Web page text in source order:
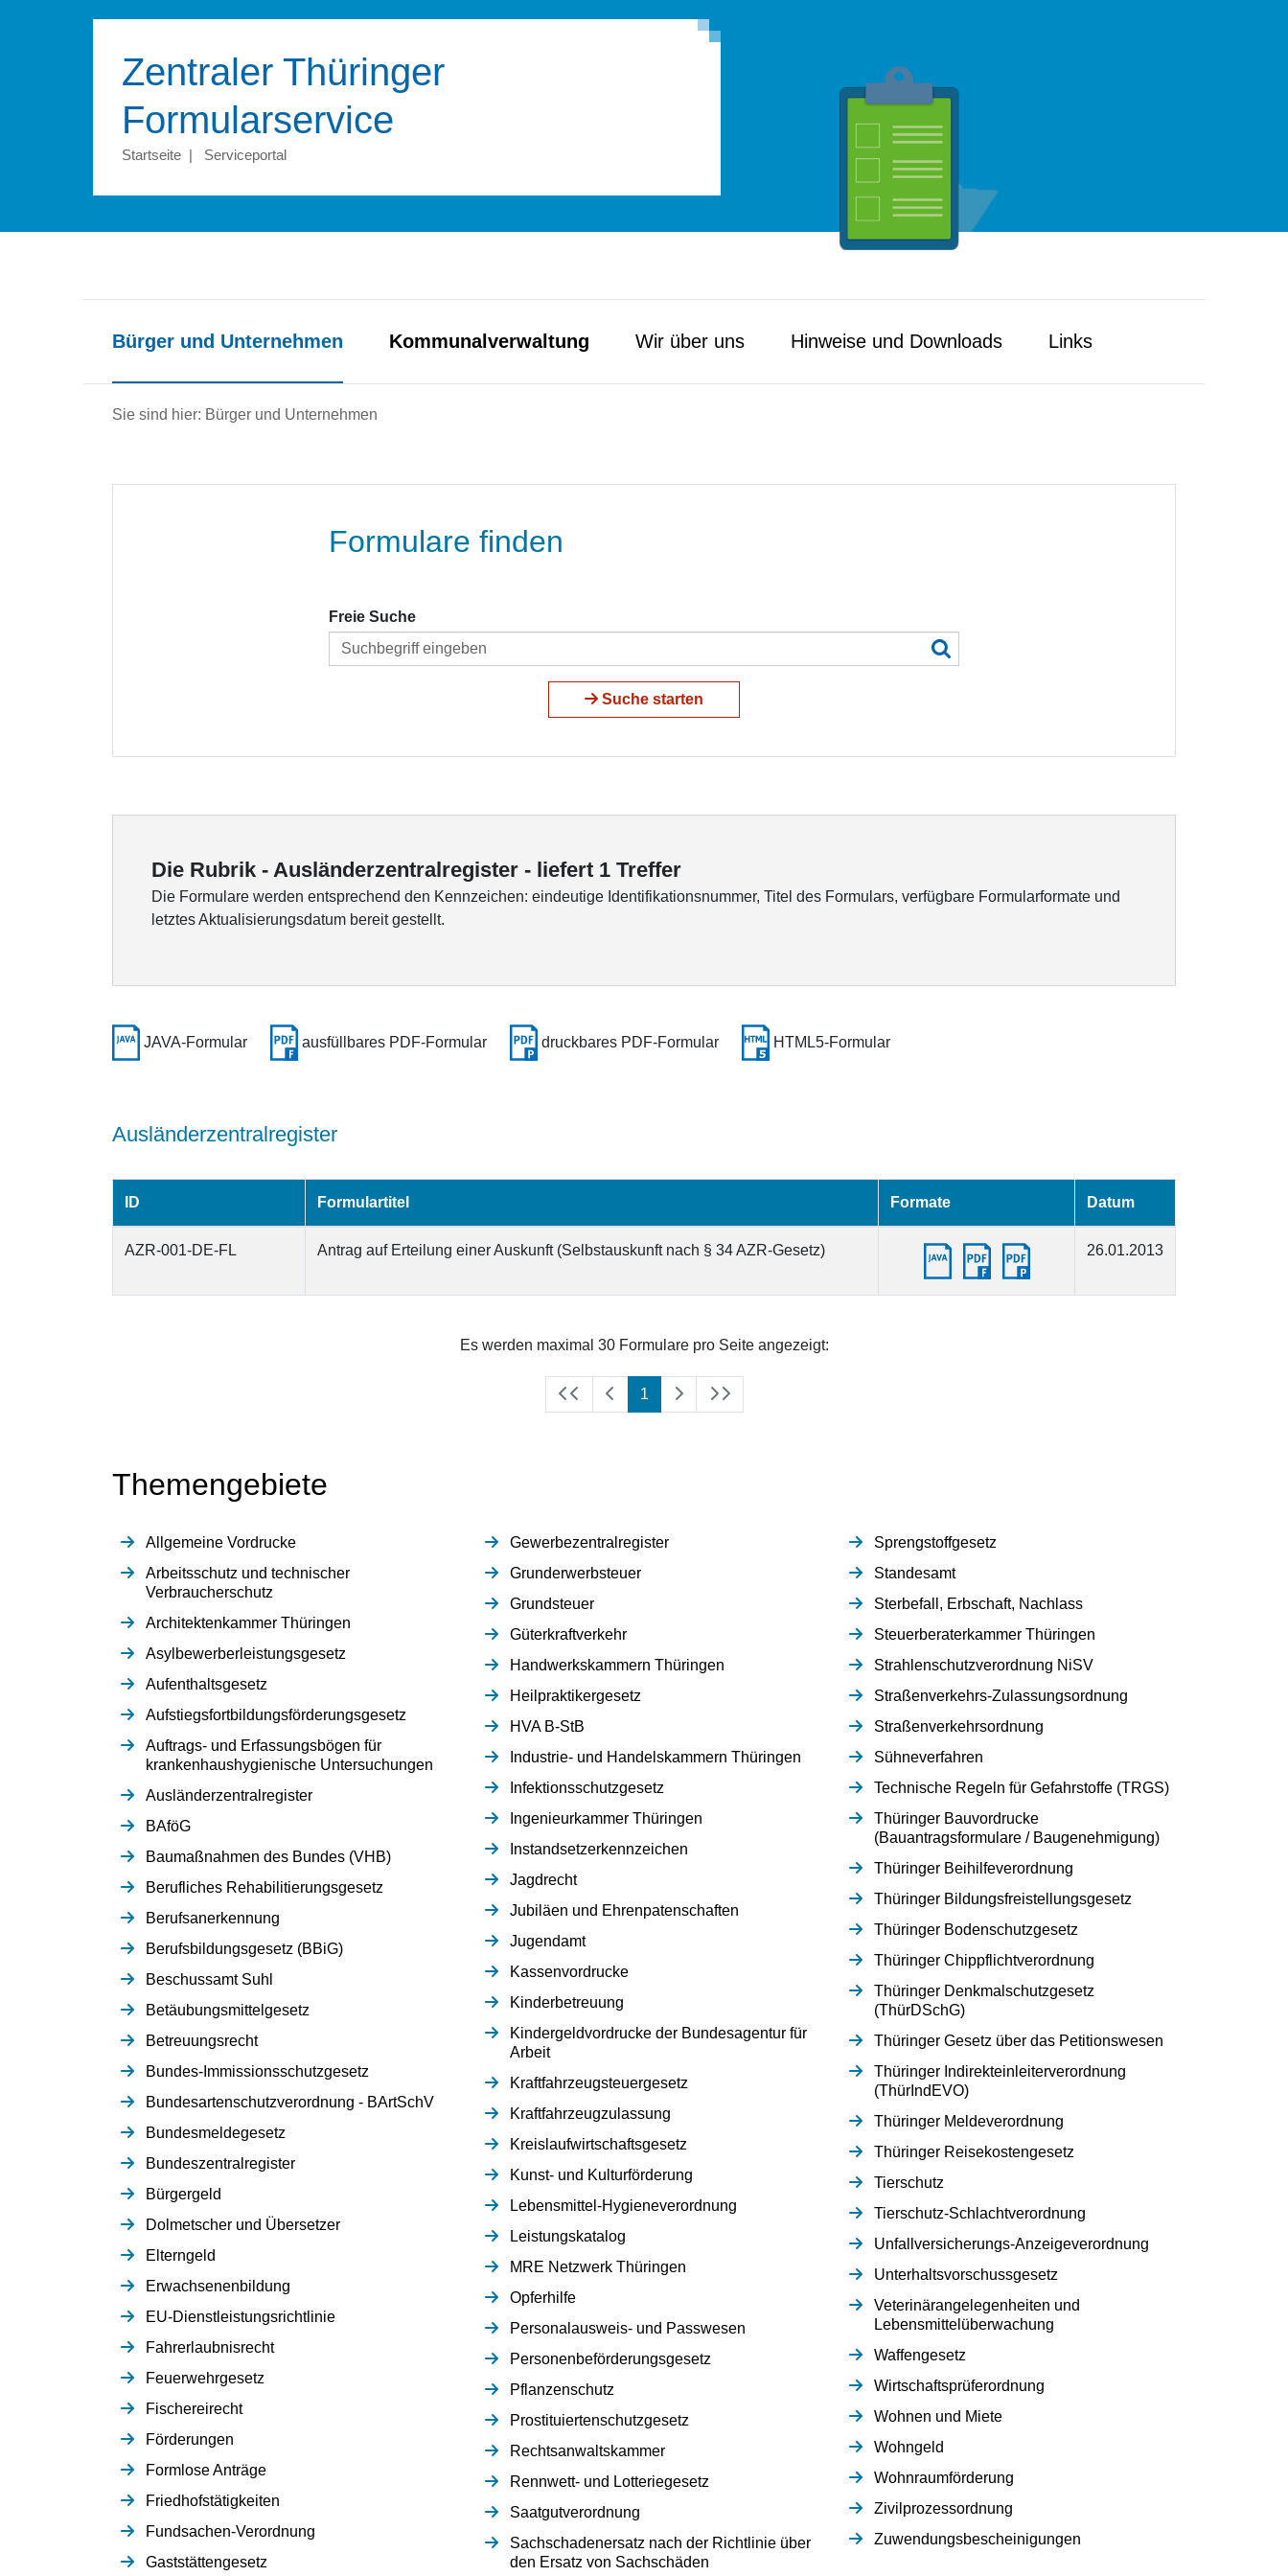
Zentraler Thüringer
Formular­service
Startseite | Serviceportal
Bürger und Unternehmen Kommunal­verwaltung Wir über uns Hinweise und Downloads Links
Sie sind hier: Bürger und Unternehmen
Formulare finden
Freie Suche
Suche starten
Die Rubrik - Ausländerzentralregister - liefert 1 Treffer
Die Formulare werden entsprechend den Kennzeichen: eindeutige Identifikationsnummer, Titel des Formulars, verfügbare Formularformate und
letztes Aktualisierungsdatum bereit gestellt.
JAVA-Formular ausfüllbares PDF-Formular druckbares PDF-Formular HTML5-Formular
Ausländerzentralregister
ID Formulartitel Formate Datum
AZR-001-DE-FL Antrag auf Erteilung einer Auskunft (Selbstauskunft nach § 34 AZR-Gesetz) 26.01.2013
Es werden maximal 30 Formulare pro Seite angezeigt:
1 (aktuell)
Themengebiete
Allgemeine Vordrucke
Arbeitsschutz und technischer
Verbraucherschutz
Architektenkammer Thüringen
Asylbewerberleistungsgesetz
Aufenthaltsgesetz
Aufstiegsfortbildungsförderungsgesetz
Auftrags- und Erfassungsbögen für
krankenhaushygienische Untersuchungen
Ausländerzentralregister
BAföG
Baumaßnahmen des Bundes (VHB)
Berufliches Rehabilitierungsgesetz
Berufsanerkennung
Berufsbildungsgesetz (BBiG)
Beschussamt Suhl
Betäubungsmittelgesetz
Betreuungsrecht
Bundes-Immissionsschutzgesetz
Bundesartenschutzverordnung - BArtSchV
Bundesmeldegesetz
Bundeszentralregister
Bürgergeld
Dolmetscher und Übersetzer
Elterngeld
Erwachsenenbildung
EU-Dienstleistungsrichtlinie
Fahrerlaubnisrecht
Feuerwehrgesetz
Fischereirecht
Förderungen
Formlose Anträge
Friedhofstätigkeiten
Fundsachen-Verordnung
Gaststättengesetz
Gewerbezentralregister
Grunderwerbsteuer
Grundsteuer
Güterkraftverkehr
Handwerkskammern Thüringen
Heilpraktikergesetz
HVA B-StB
Industrie- und Handelskammern Thüringen
Infektionsschutzgesetz
Ingenieurkammer Thüringen
Instandsetzerkennzeichen
Jagdrecht
Jubiläen und Ehrenpatenschaften
Jugendamt
Kassenvordrucke
Kinderbetreuung
Kindergeldvordrucke der Bundesagentur für
Arbeit
Kraftfahrzeugsteuergesetz
Kraftfahrzeugzulassung
Kreislaufwirtschaftsgesetz
Kunst- und Kulturförderung
Lebensmittel-Hygieneverordnung
Leistungskatalog
MRE Netzwerk Thüringen
Opferhilfe
Personalausweis- und Passwesen
Personenbeförderungsgesetz
Pflanzenschutz
Prostituiertenschutzgesetz
Rechtsanwaltskammer
Rennwett- und Lotteriegesetz
Saatgutverordnung
Sachschadenersatz nach der Richtlinie über
den Ersatz von Sachschäden
Sprengstoffgesetz
Standesamt
Sterbefall, Erbschaft, Nachlass
Steuerberaterkammer Thüringen
Strahlenschutzverordnung NiSV
Straßenverkehrs-Zulassungsordnung
Straßenverkehrsordnung
Sühneverfahren
Technische Regeln für Gefahrstoffe (TRGS)
Thüringer Bauvordrucke
(Bauantragsformulare / Baugenehmigung)
Thüringer Beihilfeverordnung
Thüringer Bildungsfreistellungsgesetz
Thüringer Bodenschutzgesetz
Thüringer Chippflichtverordnung
Thüringer Denkmalschutzgesetz
(ThürDSchG)
Thüringer Gesetz über das Petitionswesen
Thüringer Indirekteinleiterverordnung
(ThürIndEVO)
Thüringer Meldeverordnung
Thüringer Reisekostengesetz
Tierschutz
Tierschutz-Schlachtverordnung
Unfallversicherungs-Anzeigeverordnung
Unterhaltsvorschussgesetz
Veterinärangelegenheiten und
Lebensmittelüberwachung
Waffengesetz
Wirtschaftsprüferordnung
Wohnen und Miete
Wohngeld
Wohnraumförderung
Zivilprozessordnung
Zuwendungsbescheinigungen